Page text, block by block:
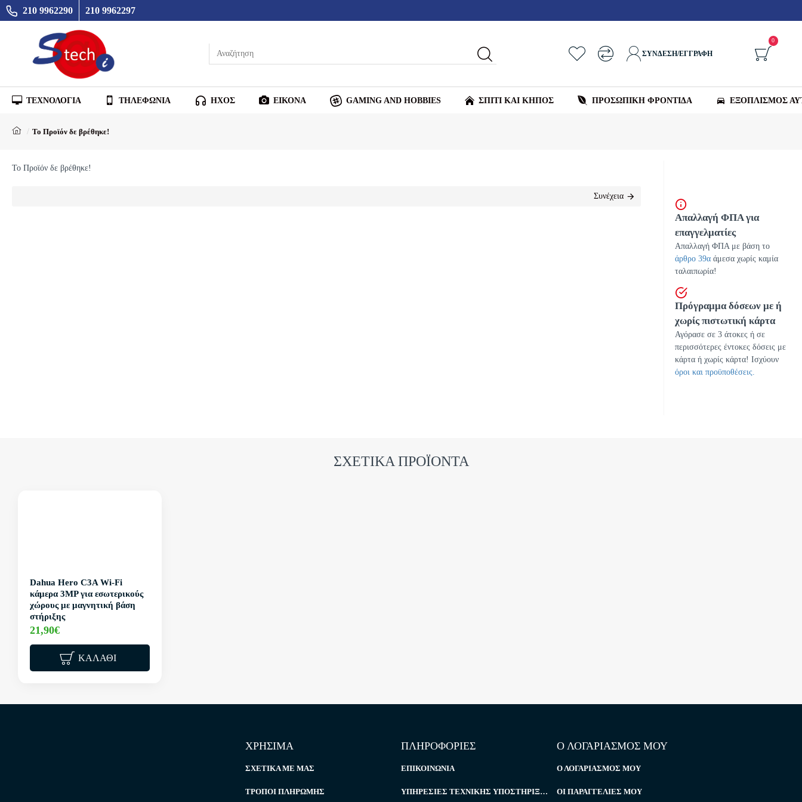
210 9962290 210 9962297
ΣΎΝΔΕΣΗ/ΕΓΓΡΑΦΉ
0
ΤΕΧΝΟΛΟΓΙΑ ΤΗΛΕΦΩΝΙΑ ΗΧΟΣ ΕΙΚΟΝΑ GAMING AND HOBBIES ΣΠΙΤΙ ΚΑΙ ΚΗΠΟΣ ΠΡΟΣΩΠΙΚΗ ΦΡΟΝΤΙΔΑ ΕΞΟΠΛΙΣΜΌΣ
Το Προϊόν δε βρέθηκε!
Το Προϊόν δε βρέθηκε!
Συνέχεια
Απαλλαγή ΦΠΑ για
επαγγελματίες
Απαλλαγή ΦΠΑ με βάση το
άρθρο 39αάμεσα χωρίς καμία
ταλαιπωρία!
Πρόγραμμα δόσεων με ή
χωρίς πιστωτική κάρτα
Αγόρασε σε 3 άτοκες ή σε
περισσότερες έντοκες δόσεις με
κάρτα ή χωρίς κάρτα! Ισχύουν
όροι και προϋποθέσεις.
ΣΧΕΤΙΚΑ ΠΡΟΪΟΝΤΑ
Dahua Hero C3A Wi-Fi
κάμερα 3MP για εσωτερικούς
χώρους με μαγνητική βάση
στήριξης
21,90€
ΚΑΛΆΘΙ
ΧΡΗΣΙΜΑ
ΣΧΕΤΙΚΆ ΜΕ ΜΑΣ
ΤΡΌΠΟΙ ΠΛΗΡΩΜΉΣ
ΠΛΗΡΟΦΟΡΙΕΣ
ΕΠΙΚΟΙΝΩΝΊΑ
ΥΠΗΡΕΣΊΕΣ ΤΕΧΝΙΚΉΣ ΥΠΟΣΤΉΡΙΞΗΣ
Ο ΛΟΓΑΡΙΑΣΜΟΣ ΜΟΥ
Ο ΛΟΓΑΡΙΑΣΜΌΣ ΜΟΥ
ΟΙ ΠΑΡΑΓΓΕΛΊΕΣ ΜΟΥ